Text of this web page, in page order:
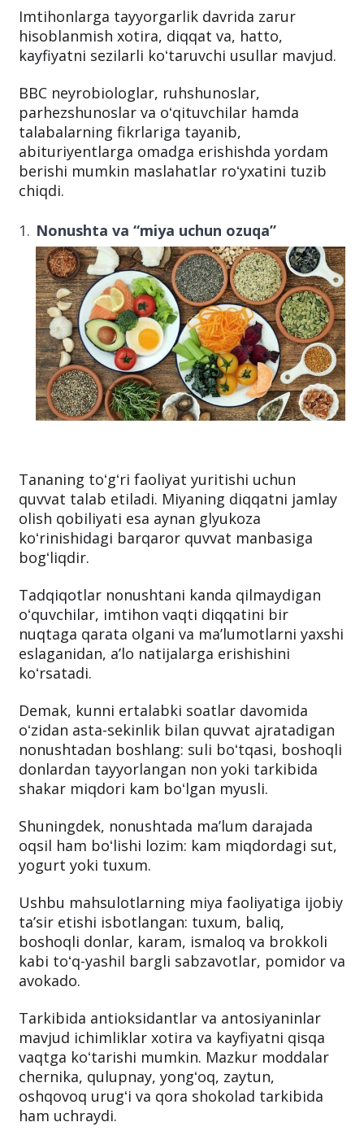
Imtihonlarga tayyorgarlik davrida zarur
hisoblanmish xotira, diqqat va, hatto,
kayfiyatni sezilarli koʻtaruvchi usullar mavjud.
BBC neyrobiologlar, ruhshunoslar,
parhezshunoslar va oʻqituvchilar hamda
talabalarning fikrlariga tayanib,
abituriyentlarga omadga erishishda yordam
berishi mumkin maslahatlar roʻyxatini tuzib
chiqdi.
Nonushta va “miya uchun ozuqa”
Tananing toʻgʻri faoliyat yuritishi uchun
quvvat talab etiladi. Miyaning diqqatni jamlay
olish qobiliyati esa aynan glyukoza
koʻrinishidagi barqaror quvvat manbasiga
bogʻliqdir.
Tadqiqotlar nonushtani kanda qilmaydigan
oʻquvchilar, imtihon vaqti diqqatini bir
nuqtaga qarata olgani va maʼlumotlarni yaxshi
eslaganidan, aʼlo natijalarga erishishini
koʻrsatadi.
Demak, kunni ertalabki soatlar davomida
oʻzidan asta-sekinlik bilan quvvat ajratadigan
nonushtadan boshlang: suli boʻtqasi, boshoqli
donlardan tayyorlangan non yoki tarkibida
shakar miqdori kam boʻlgan myusli.
Shuningdek, nonushtada maʼlum darajada
oqsil ham boʻlishi lozim: kam miqdordagi sut,
yogurt yoki tuxum.
Ushbu mahsulotlarning miya faoliyatiga ijobiy
taʼsir etishi isbotlangan: tuxum, baliq,
boshoqli donlar, karam, ismaloq va brokkoli
kabi toʻq-yashil bargli sabzavotlar, pomidor va
avokado.
Tarkibida antioksidantlar va antosiyaninlar
mavjud ichimliklar xotira va kayfiyatni qisqa
vaqtga koʻtarishi mumkin. Mazkur moddalar
chernika, qulupnay, yongʻoq, zaytun,
oshqovoq urugʻi va qora shokolad tarkibida
ham uchraydi.